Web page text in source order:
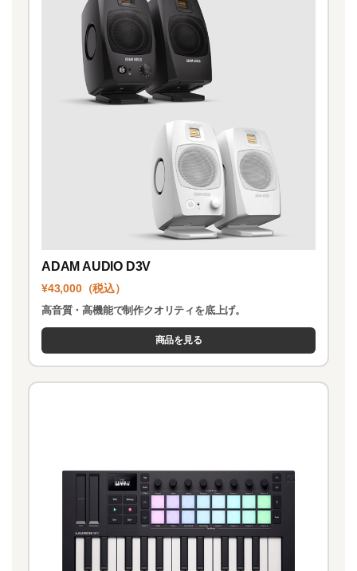
ADAM AUDIO D3V
¥43,000（税込）
高音質・高機能で制作クオリティを底上げ。
商品を見る